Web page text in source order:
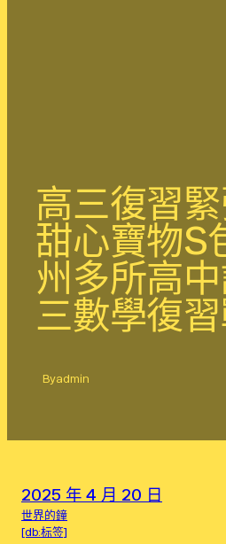
高三復習
甜心寶物S
州多所高
三數學復
Byadmin
2025 年 4 月 20 日
世界的鐘
[db:标签]